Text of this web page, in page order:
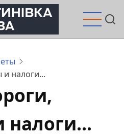
и налоги...
налоги...